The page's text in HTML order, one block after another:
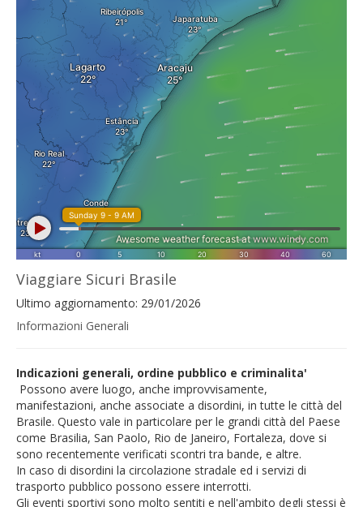
Viaggiare Sicuri Brasile
Ultimo aggiornamento: 29/01/2026
Informazioni Generali
Indicazioni generali, ordine pubblico e criminalita'
Possono avere luogo, anche improvvisamente,
manifestazioni, anche associate a disordini, in tutte le città del
Brasile. Questo vale in particolare per le grandi città del Paese
come Brasilia, San Paolo, Rio de Janeiro, Fortaleza, dove si
sono recentemente verificati scontri tra bande, e altre.
In caso di disordini la circolazione stradale ed i servizi di
trasporto pubblico possono essere interrotti.
Gli eventi sportivi sono molto sentiti e nell'ambito degli stessi è